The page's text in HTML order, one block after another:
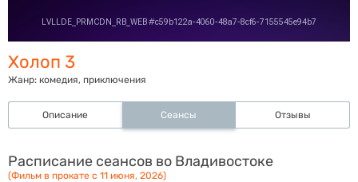
Холоп 3
Жанр: комедия, приключения
Описание Сеансы Отзывы
Расписание сеансов во Владивостоке
(Фильм в прокате с 11 июня, 2026)